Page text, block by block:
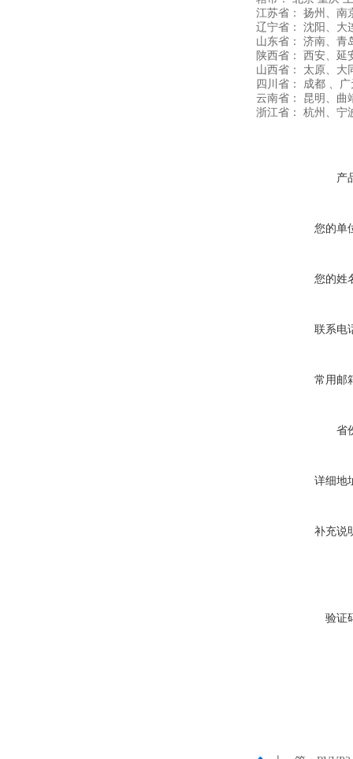
江苏省： 扬州、南
辽宁省： 沈阳、大
山东省： 济南、青
陕西省： 西安、延
山西省： 太原、大
四川省： 成都 、
云南省： 昆明、曲
浙江省： 杭州、宁
产
您的单
您的姓
联系电
常用邮
省
详细地
补充说
验证